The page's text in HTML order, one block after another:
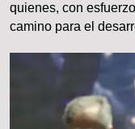
quienes, con
camino para el